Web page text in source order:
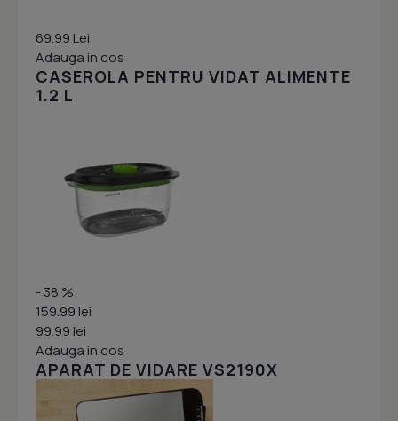
69.99 Lei
Adauga in cos
CASEROLA PENTRU VIDAT ALIMENTE
1.2 L
- 38 %
159.99 lei
99.99 lei
Adauga in cos
APARAT DE VIDARE VS2190X